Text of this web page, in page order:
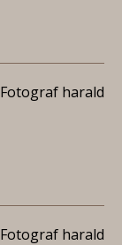
Fotograf harald
Fotograf harald